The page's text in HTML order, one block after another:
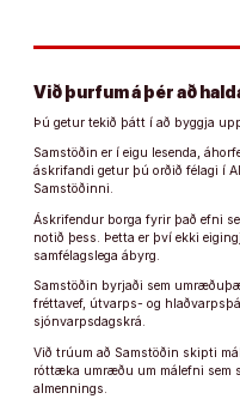
Við þurfum á þér að
Þú getur tekið þátt í að byggja
Samstöðin er í eigu lesenda,
áskrifandi getur þú orðið félagi í
Samstöðinni.
Áskrifendur borga fyrir það efni
notið þess. Þetta er því ekki
samfélagslega ábyrg.
Samstöðin byrjaði sem
fréttavef, útvarps- og
sjónvarpsdagskrá.
Við trúum að Samstöðin skipti
róttæka umræðu um málefni sem
almennings.